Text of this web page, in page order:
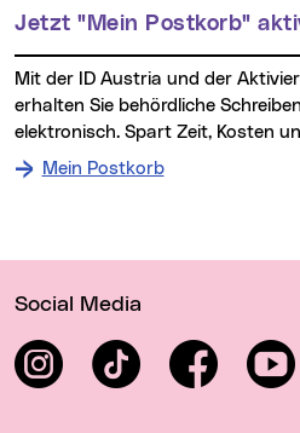
Jetzt "Mein Postkorb"
Mit der ID Austria und der Aktivierung von “Mein Postkorb”
erhalten Sie behördliche
elektronisch. Spart Zeit, Kosten
Mein Postkorb
Social Media
InstagramTikTok Facebook